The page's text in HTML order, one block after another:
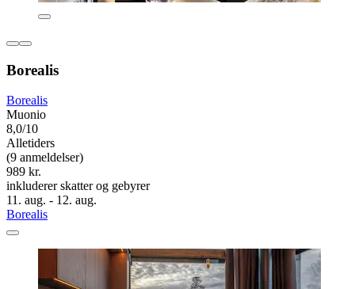
Borealis
Borealis
Muonio
8,0/10
Alletiders
(9 anmeldelser)
989 kr.
inkluderer skatter og gebyrer
11. aug. - 12. aug.
Borealis